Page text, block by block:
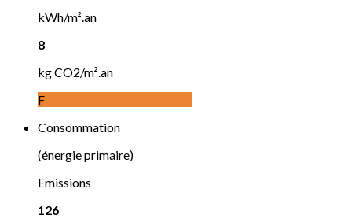
kWh/m².an
8
kg CO2/m².an
F
Consommation
(énergie primaire)
Emissions
126